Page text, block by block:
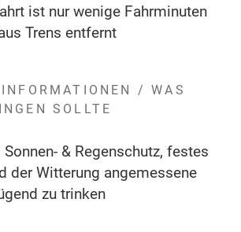
ist nur wenige Fahrminuten
Trens entfernt
/ WAS
SOLLTE
& Regenschutz, festes
der Witterung angemessene
zu trinken